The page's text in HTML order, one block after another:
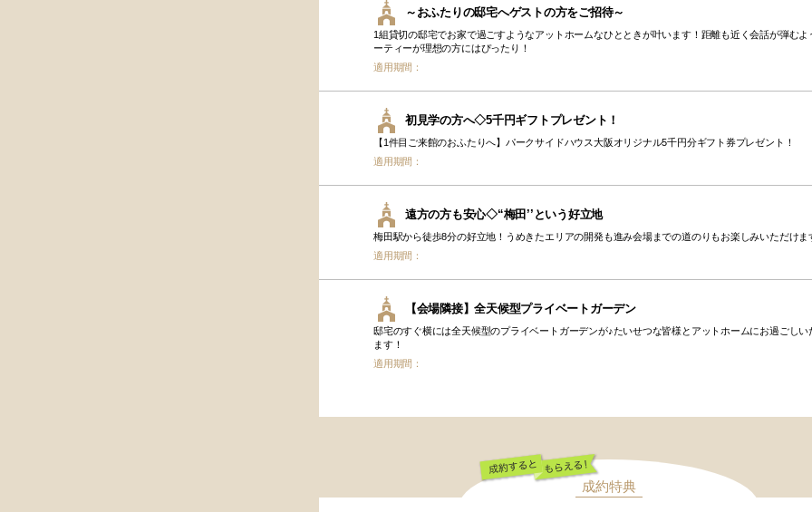
～おふたりの邸宅へゲストの方をご招待～
1組貸切の邸宅でお家で過ごすようなアットホームなひとときが叶います！距離も近く会話が弾むよ
ーティーが理想の方にはぴったり！
適用期間：
初見学の方へ◇5千円ギフトプレゼント！
【1件目ご来館のおふたりへ】パークサイドハウス大阪オリジナル5千円分ギフト券プレゼント！
適用期間：
遠方の方も安心◇“梅田’’という好立地
梅田駅から徒歩8分の好立地！うめきたエリアの開発も進み会場までの道のりもお楽しみいただけま
適用期間：
【会場隣接】全天候型プライベートガーデン
邸宅のすぐ横には全天候型のプライベートガーデンが♪たいせつな皆様とアットホームにお過ごしい
ます！
適用期間：
成約特典
成約するともらえ